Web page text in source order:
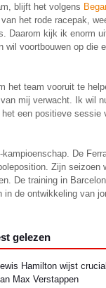
blijft het volgens
het rode racepak,
Daarom kijk ik enorm
wil voortbouwen op die
het team vooruit te
mij verwacht. Ik wil
een positieve sessie
De
Zijn seizoen
De training in
de ontwikkeling van
gelezen
Hamilton wijst
Max Verstappen